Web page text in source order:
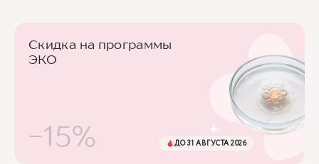
Скидка на программы
ЭКО
-15% ДО 31 АВГУСТА 2026